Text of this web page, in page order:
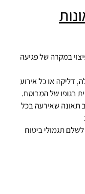
במקרה של פגיעה
דליקה או כל אירוע
בגופו של המבוטח.
תאונה שאירעה בכל
תגמולי ביטוח